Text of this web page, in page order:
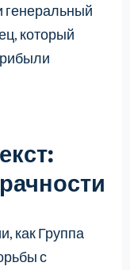
генеральный
который
как Группа
с